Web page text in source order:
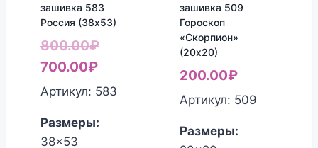
зашивка 583
Россия (38х53)
800.00₽Первоначальная
составляла
700.00₽Текущая
цена:
Артикул: 583
Размеры:
38x53
зашивка 509
Гороскоп
«Скорпион»
(20х20)
200.00₽
Артикул: 509
Размеры: